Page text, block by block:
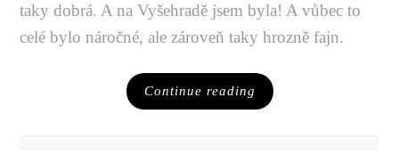
taky dobrá. A na Vyšehradě jsem byla! A vůbec to
celé bylo náročné, ale zároveň taky hrozně fajn.
Continue reading